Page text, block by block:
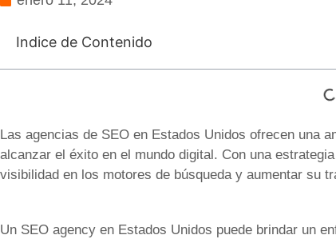
Indice de Contenido
Las agencias de SEO en Estados Unidos ofrecen una
alcanzar el éxito en el mundo digital. Con una
visibilidad en los motores de búsqueda y aumentar su
Un SEO agency en Estados Unidos puede brindar un